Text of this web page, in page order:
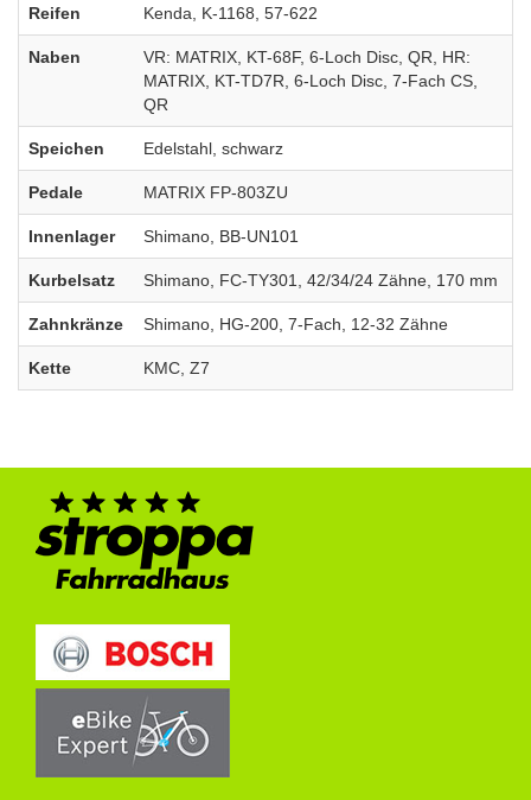
Reifen Kenda, K-1168, 57-622
Naben
VR: MATRIX, KT-68F, 6-Loch Disc, QR, HR:
MATRIX, KT-TD7R, 6-Loch Disc, 7-Fach CS,
QR
Speichen Edelstahl, schwarz
Pedale MATRIX FP-803ZU
Innenlager Shimano, BB-UN101
Kurbelsatz Shimano, FC-TY301, 42/34/24 Zähne, 170 mm
Zahnkränze Shimano, HG-200, 7-Fach, 12-32 Zähne
Kette KMC, Z7